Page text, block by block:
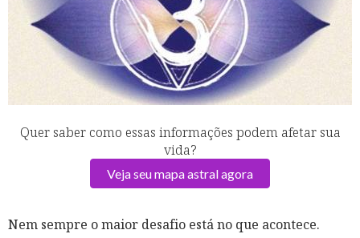
Quer saber como essas informações podem afetar sua
vida?
Veja seu mapa astral agora
Nem sempre o maior desafio está no que acontece.